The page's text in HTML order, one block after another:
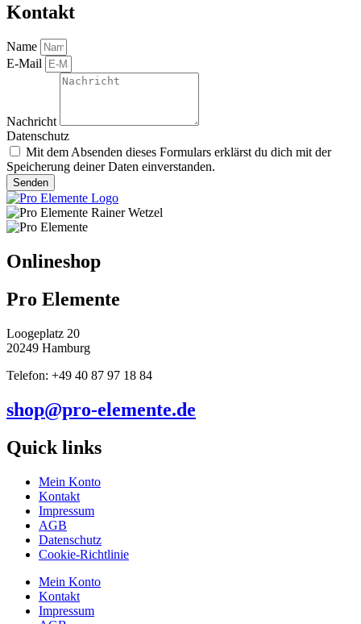
Kontakt
Name
E-Mail
Nachricht
Datenschutz
Mit dem Absenden dieses Formulars erklärst du dich mit der
Speicherung deiner Daten einverstanden.
Senden
Onlineshop
Pro Elemente
Loogeplatz 20
20249 Hamburg
Telefon: +49 40 87 97 18 84
shop@pro-elemente.de
Quick links
Mein Konto
Kontakt
Impressum
AGB
Datenschutz
Cookie-Richtlinie
Mein Konto
Kontakt
Impressum